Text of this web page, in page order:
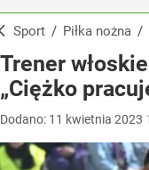
Sport / Piłka nożna /
Trener
„Ciężko
Dodano: 11 kwietnia 2023